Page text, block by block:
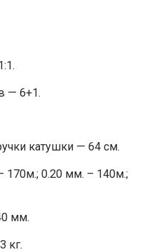
— 6+1.
катушки — 64 см.
170м.; 0.20 мм. – 140м.;
мм.
кг.